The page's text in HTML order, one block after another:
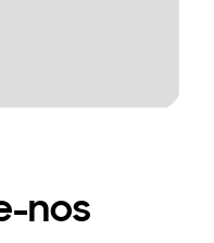
nos